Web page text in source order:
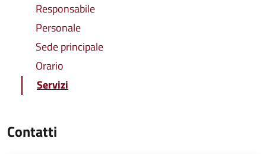
Responsabile
Personale
Sede principale
Orario
Servizi
Contatti